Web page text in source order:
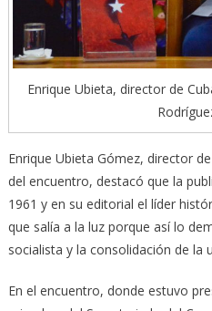
Enrique Ubieta, director de
Enrique Ubieta Gómez, director
del encuentro, destacó que la
1961 y en su editorial el líder
que salía a la luz porque así lo
socialista y la consolidación de la
En el encuentro, donde estuvo